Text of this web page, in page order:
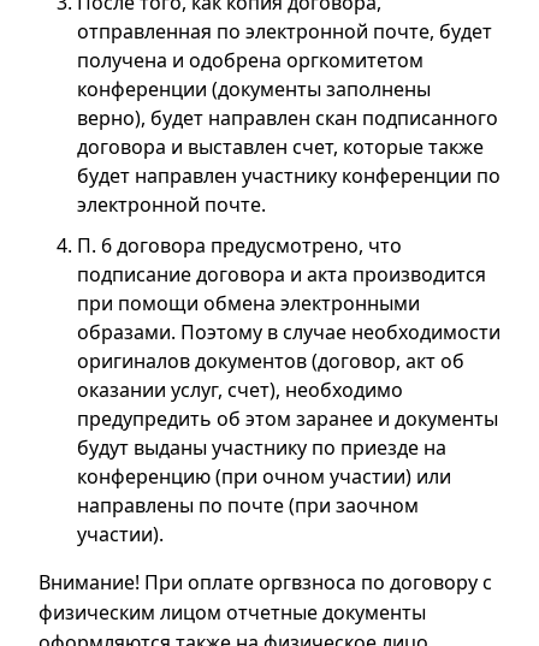
отправленная по электронной почте, будет
получена и одобрена оргкомитетом
конференции (документы заполнены
верно), будет направлен скан подписанного
договора и выставлен счет, которые также
будет направлен участнику конференции по
электронной почте.
П. 6 договора предусмотрено, что
подписание договора и акта производится
при помощи обмена электронными
образами. Поэтому в случае необходимости
оригиналов документов (договор, акт об
оказании услуг, счет), необходимо
предупредить об этом заранее и документы
будут выданы участнику по приезде на
конференцию (при очном участии) или
направлены по почте (при заочном
участии).
Внимание! При оплате оргвзноса по договору с
физическим лицом отчетные документы